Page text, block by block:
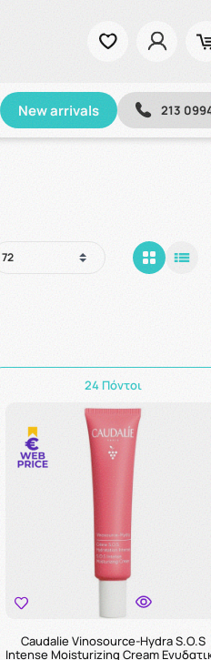
New arrivals 213
24 Πόντοι
Caudalie Vinosource-Hydra S.O.S
Intense Moisturizing Cream